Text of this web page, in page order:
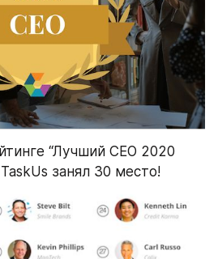
“Лучший CEO 2020
занял 30 место!